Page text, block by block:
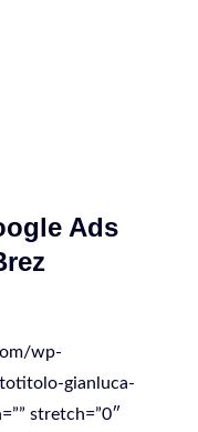
Ads
wp-
gianluca-
stretch=”0″